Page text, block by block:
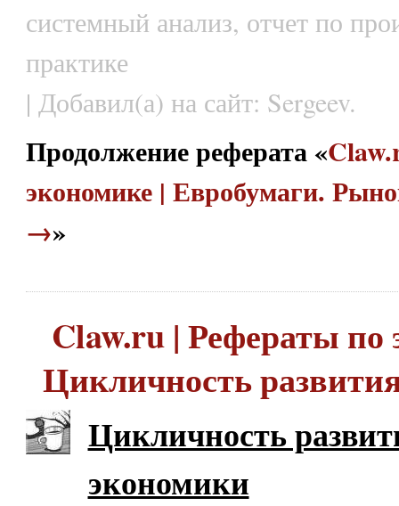
системный анализ, отчет по
практике
| Добавил(а) на сайт: Sergeev.
Продолжение реферата «
экономике | Евробумаги.
→»
Claw.ru | Рефераты по
Цикличность
Цикличность
экономики